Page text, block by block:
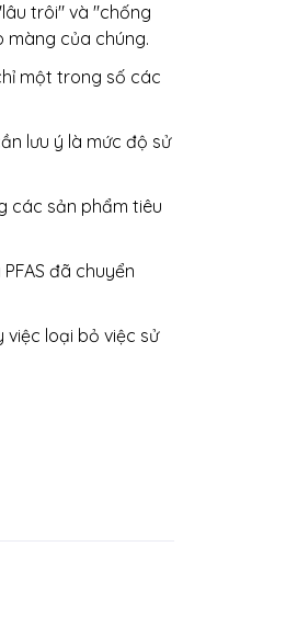
trôi" và "chống
màng của chúng.
một trong số các
lưu ý là mức độ sử
các sản phẩm tiêu
đã chuyển
việc loại bỏ việc sử